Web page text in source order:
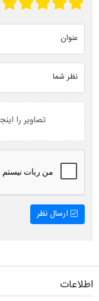
عنوان
نظر شما
تصاویر را
ارسال نظر
اطلاعات